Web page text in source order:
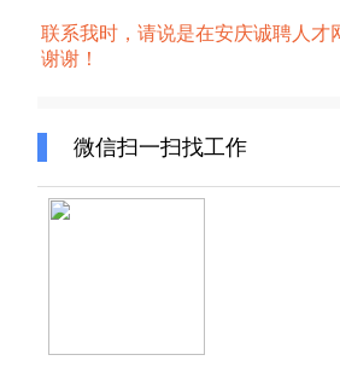
联系我时，请说是在安庆诚聘人才
谢谢！
微信扫一扫找工作